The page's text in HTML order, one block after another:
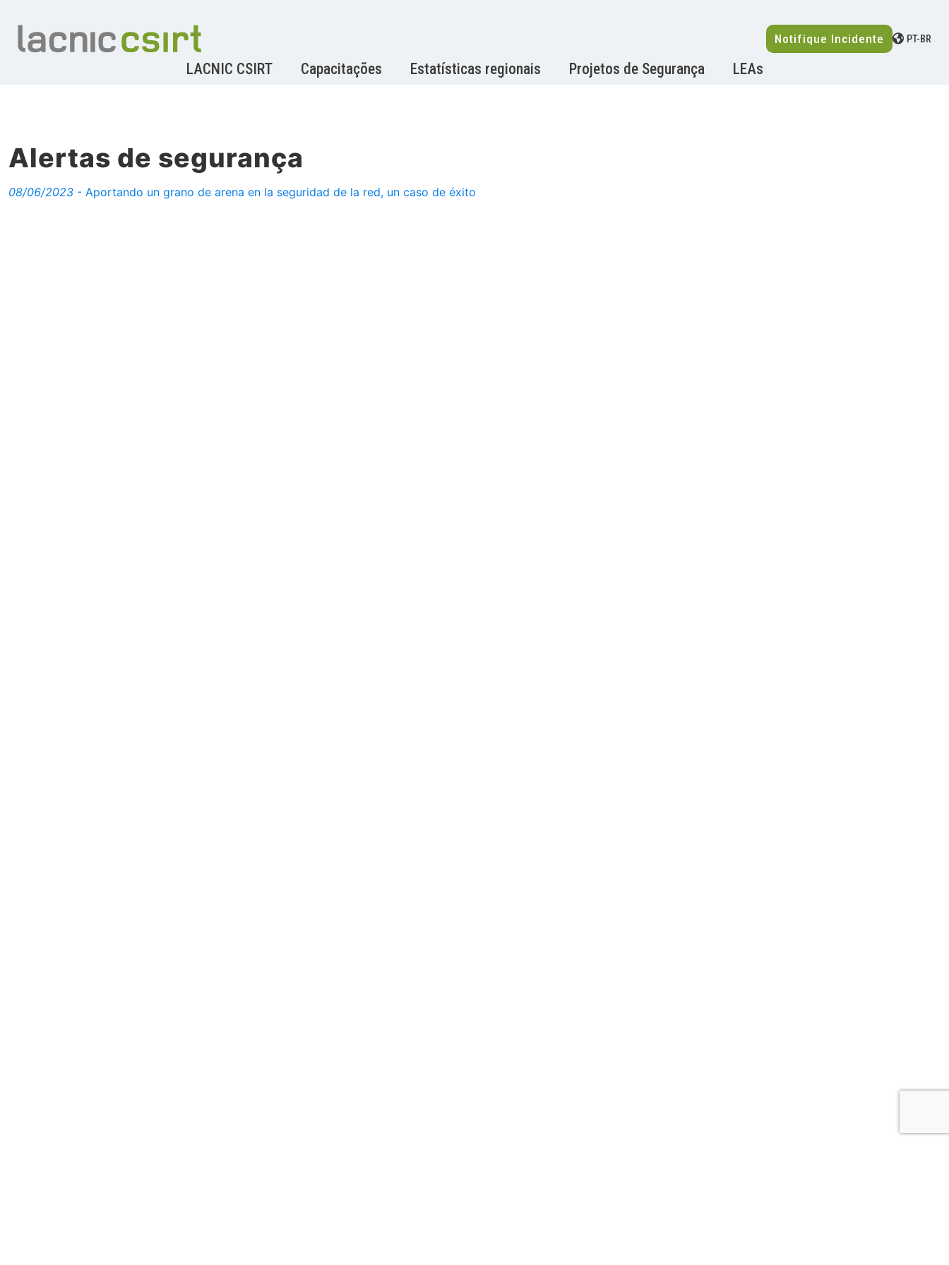
Notifique Incidente PT-BR
LACNIC CSIRT Capacitações Estatísticas regionais Projetos de Segurança LEAs
Alertas de segurança
08/06/2023 - Aportando un grano de arena en la seguridad de la red, un caso de éxito